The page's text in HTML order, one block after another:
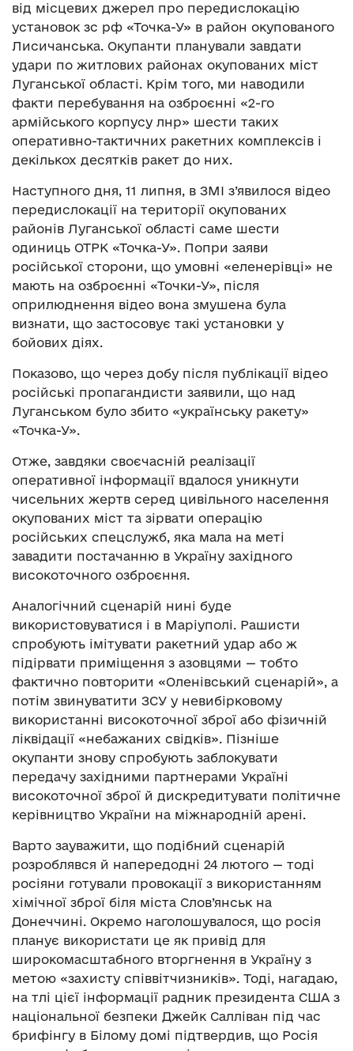
від місцевих джерел про передислокацію
установок зс рф «Точка-У» в район окупованого
Лисичанська. Окупанти планували завдати
удари по житлових районах окупованих міст
Луганської області. Крім того, ми наводили
факти перебування на озброєнні «2-го
армійського корпусу лнр» шести таких
оперативно-тактичних ракетних комплексів і
декількох десятків ракет до них.
Наступного дня, 11 липня, в ЗМІ з’явилося відео
передислокації на території окупованих
районів Луганської області саме шести
одиниць ОТРК «Точка-У». Попри заяви
російської сторони, що умовні «еленерівці» не
мають на озброєнні «Точки-У», після
оприлюднення відео вона змушена була
визнати, що застосовує такі установки у
бойових діях.
Показово, що через добу після публікації відео
російські пропагандисти заявили, що над
Луганськом було збито «українську ракету»
«Точка-У».
Отже, завдяки своєчасній реалізації
оперативної інформації вдалося уникнути
чисельних жертв серед цивільного населення
окупованих міст та зірвати операцію
російських спецслужб, яка мала на меті
завадити постачанню в Україну західного
високоточного озброєння.
Аналогічний сценарій нині буде
використовуватися і в Маріуполі. Рашисти
спробують імітувати ракетний удар або ж
підірвати приміщення з азовцями — тобто
фактично повторити «Оленівський сценарій», а
потім звинуватити ЗСУ у невибірковому
використанні високоточної зброї або фізичній
ліквідації «небажаних свідків». Пізніше
окупанти знову спробують заблокувати
передачу західними партнерами Україні
високоточної зброї й дискредитувати політичне
керівництво України на міжнародній арені.
Варто зауважити, що подібний сценарій
розроблявся й напередодні 24 лютого — тоді
росіяни готували провокації з використанням
хімічної зброї біля міста Слов’янськ на
Донеччині. Окремо наголошувалося, що росія
планує використати це як привід для
широкомасштабного вторгнення в Україну з
метою «захисту співвітчизників». Тоді, нагадаю,
на тлі цієї інформації радник президента США з
національної безпеки Джейк Салліван під час
брифінгу в Білому домі підтвердив, що Росія